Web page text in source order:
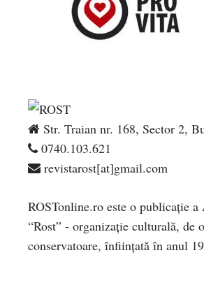
Str. Traian nr. 168, Sector 2,
0740.103.621
revistarost[at]gmail.com
ROSTonline.ro este o publicaţie
“Rost” - organizaţie culturală, de
conservatoare, înfiinţată în anul